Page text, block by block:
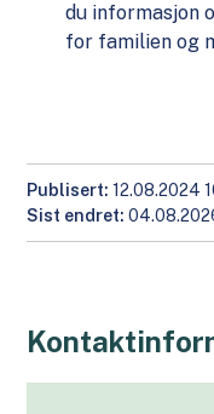
du informasjon
for familien og
Publisert 12.08.2024
Sist endret